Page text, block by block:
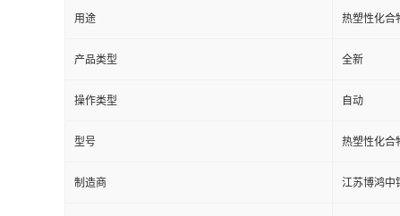
用途 热塑性化合
产品类型 全新
操作类型 自动
型号 热塑性化合
制造商 江苏博鸿中